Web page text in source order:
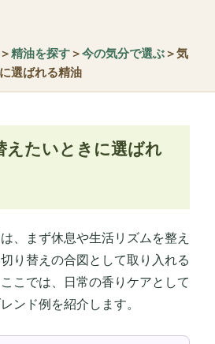
＞精油を探す＞今の気分で選ぶ＞気
選ばれる精油
えたいときに選ばれ
、まず休息や生活リズムを整え
り替えの合図として取り入れる
こでは、日常の香りケアとして
ンド例を紹介します。